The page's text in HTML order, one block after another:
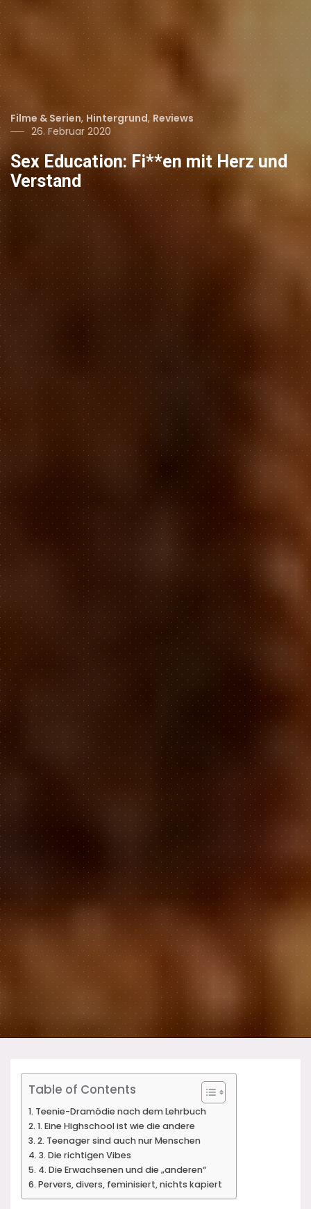
Categories
Filme & Serien, Hintergrund,Reviews
Posted
on
26. Februar 2020
Sex Education: Fi**en mit Herz und
Verstand
Table of Contents
Teenie-Dramödie nach dem Lehrbuch
1. Eine Highschool ist wie die andere
2. Teenager sind auch nur Menschen
3. Die richtigen Vibes
4. Die Erwachsenen und die „anderen“
Pervers, divers, feminisiert, nichts kapiert